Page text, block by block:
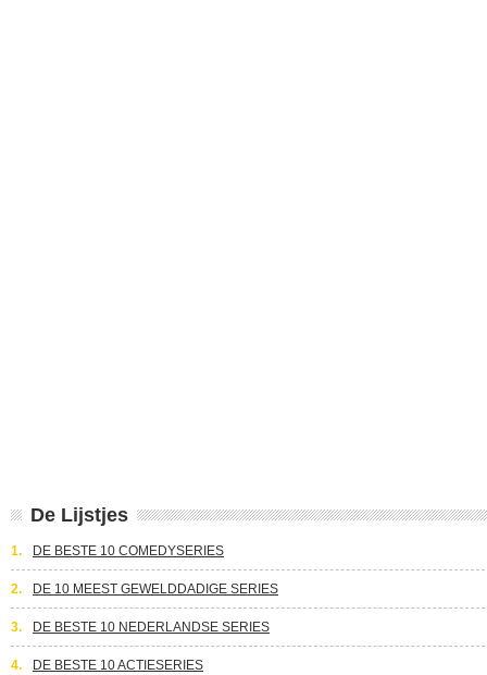
De Lijstjes
1. DE BESTE 10 COMEDYSERIES
2. DE 10 MEEST GEWELDDADIGE SERIES
3. DE BESTE 10 NEDERLANDSE SERIES
4. DE BESTE 10 ACTIESERIES